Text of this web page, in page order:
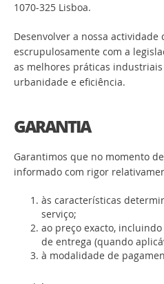
1070-325 Lisboa.
Desenvolver a nossa
escrupulosamente com a
as melhores práticas
urbanidade e eficiência.
GARANTIA
Garantimos que no momento
informado com rigor
às características
serviço;
ao preço exacto,
de entrega (quando
à modalidade de